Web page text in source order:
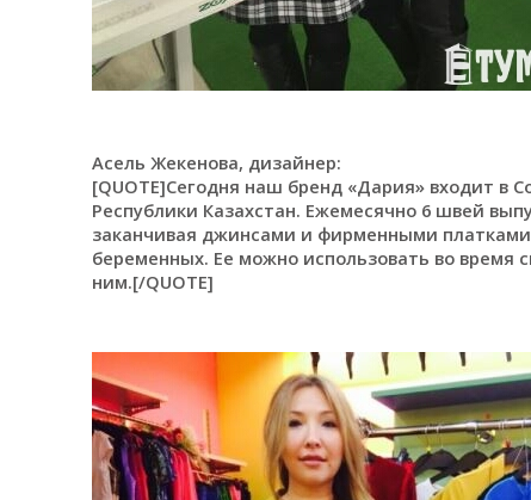
Асель Жекенова, дизайнер:
[QUOTE]Сегодня наш бренд «Дария» входит в
Республики Казахстан. Ежемесячно 6 швей
заканчивая джинсами и фирменными
беременных. Ее можно использовать во
ним.[/QUOTE]